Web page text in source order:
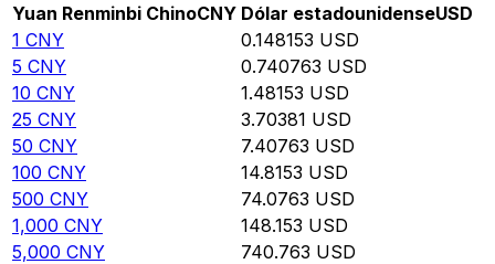
Yuan Renminbi ChinoCNY Dólar estadounidenseUSD
1 CNY 0.148153 USD
5 CNY 0.740763 USD
10 CNY 1.48153 USD
25 CNY 3.70381 USD
50 CNY 7.40763 USD
100 CNY 14.8153 USD
500 CNY 74.0763 USD
1,000 CNY 148.153 USD
5,000 CNY 740.763 USD